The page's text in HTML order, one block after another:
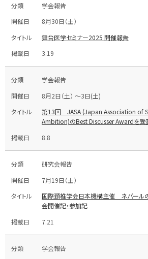
学会報告
8月30日（土）
舞台医学セミナー2025 開催報告
3.19
学会報告
8月2日（土） ～3日(土)
第13回 JASA (Japan Association of
Ambition)のBest Discusser Awardを受
8.8
研究会報告
7月19日（土）
国際頚椎学会日本機構主催 ネパール
会開催記・参加記
7.21
学会報告